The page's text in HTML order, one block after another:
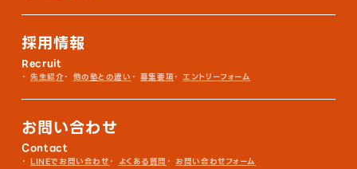
採用情報
Recruit
先生紹介 他の塾との違い 募集要項 エントリーフォーム
お問い合わせ
Contact
LINEでお問い合わせ よくある質問 お問い合わせフォーム